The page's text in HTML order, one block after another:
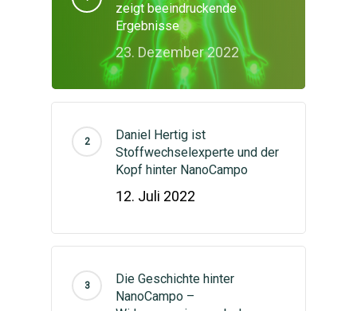
zeigt beeindruckende
Ergebnisse
23. Dezember 2022
Daniel Hertig ist
Stoffwechselexperte und der
Kopf hinter NanoCampo
12. Juli 2022
Die Geschichte hinter
NanoCampo –